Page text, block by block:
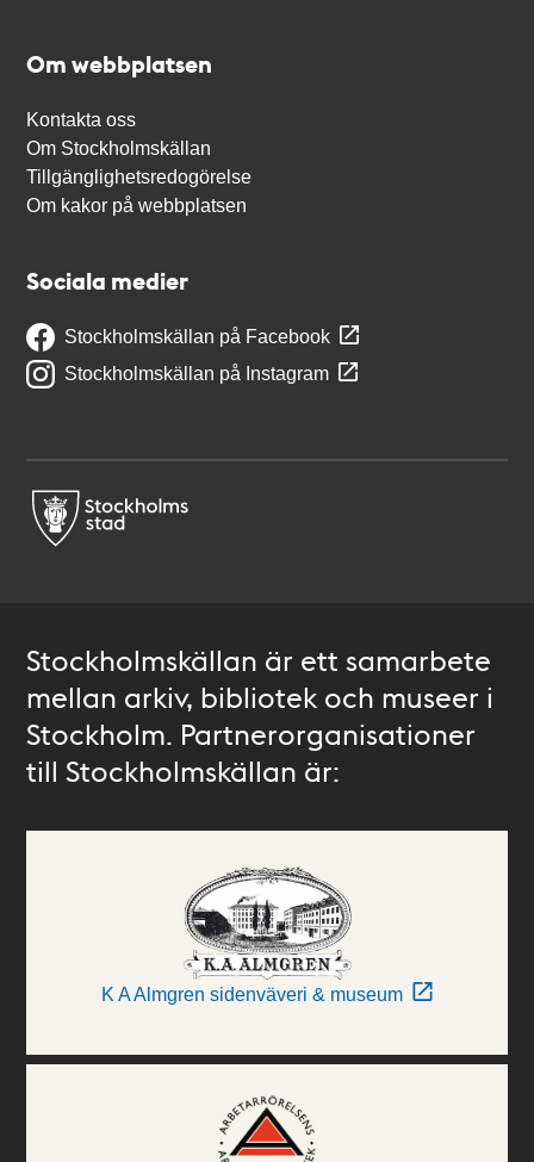
Om webbplatsen
Kontakta oss
Om Stockholmskällan
Tillgänglighetsredogörelse
Om kakor på webbplatsen
Sociala medier
Stockholmskällan på Facebook
Stockholmskällan på Instagram
Stockholmskällan är ett samarbete
mellan arkiv, bibliotek och museer i
Stockholm. Partnerorganisationer
till Stockholmskällan är:
K A Almgren sidenväveri & museum